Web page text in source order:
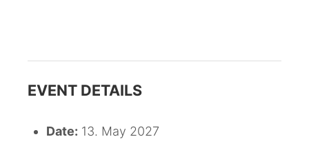
EVENT DETAILS
Date: 13. May 2027